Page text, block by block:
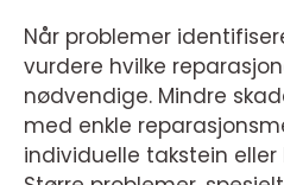
Når problemer
vurdere hvilke
nødvendige. Mindre
med enkle
individuelle takstein